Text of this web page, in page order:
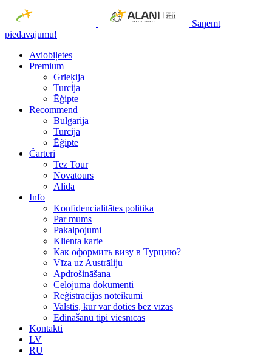
Saņemt
piedāvājumu!
Aviobiļetes
Premium
Grieķija
Turcija
Ēģipte
Recommend
Bulgārija
Turcija
Ēģipte
Čarteri
Tez Tour
Novatours
Alida
Info
Konfidencialitātes politika
Par mums
Рakalpojumi
Klienta karte
Как оформить визу в Турцию?
Vīza uz Austrāliju
Apdrošināšana
Ceļojuma dokumenti
Reģistrācijas noteikumi
Valstis, kur var doties bez vīzas
Ēdināšanu tipi viesnīcās
Kontakti
LV
RU